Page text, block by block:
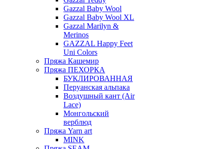
Gazzal Baby Wool
Gazzal Baby Wool XL
Gazzal Marilyn &
Merinos
GAZZAL Happy Feet
Uni Colors
Пряжа Кашемир
Пряжа ПЕХОРКА
БУКЛИРОВАННАЯ
Перуанская альпака
Воздушный кант (Air
Lace)
Монгольский
верблюд
Пряжа Yarn art
MINK